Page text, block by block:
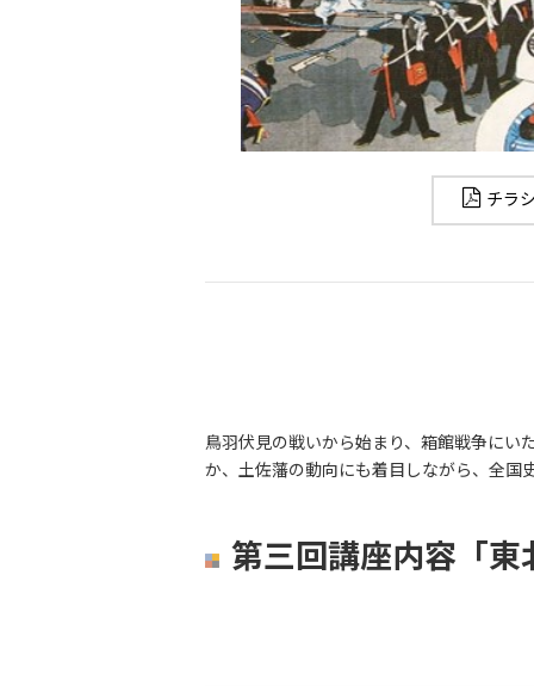
チラ
鳥羽伏見の戦いから始まり、箱館戦争にい
か、土佐藩の動向にも着目しながら、全国
第三回講座内容「